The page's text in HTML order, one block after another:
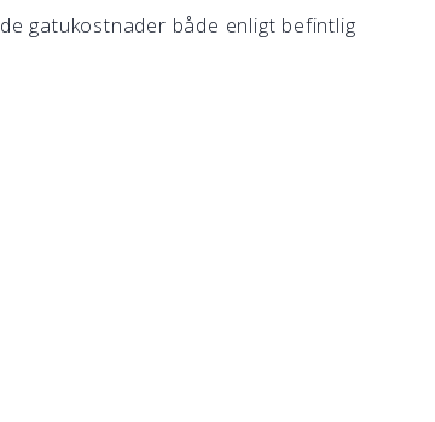
gatukostnader både enligt befintlig